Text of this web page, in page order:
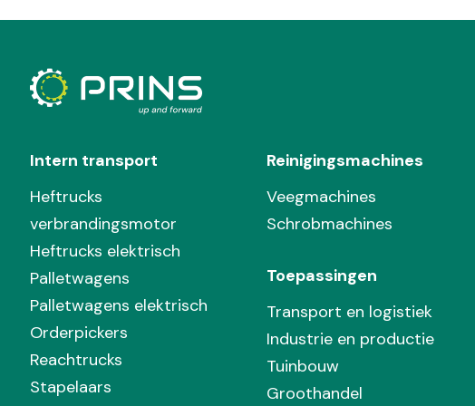
Intern transport
Heftrucks
verbrandingsmotor
Heftrucks elektrisch
Palletwagens
Palletwagens elektrisch
Orderpickers
Reachtrucks
Stapelaars
Reinigingsmachines
Veegmachines
Schrobmachines
Toepassingen
Transport en logistiek
Industrie en productie
Tuinbouw
Groothandel